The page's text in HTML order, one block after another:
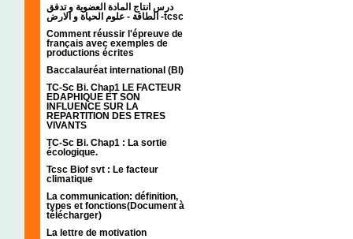
درس انتاج المادة العضوية و تدفق
الطاقة - علوم الحياة و الارض -tcsc
Comment réussir l'épreuve de
français avec exemples de
productions écrites
Baccalauréat international (BI)
TC-Sc Bi. Chap1 LE FACTEUR
EDAPHIQUE ET SON
INFLUENCE SUR LA
REPARTITION DES ETRES
VIVANTS
TC-Sc Bi. Chap1 : La sortie
écologique.
Tcsc Biof svt : Le facteur
climatique
La communication: définition,
types et fonctions(Document à
télécharger)
La lettre de motivation